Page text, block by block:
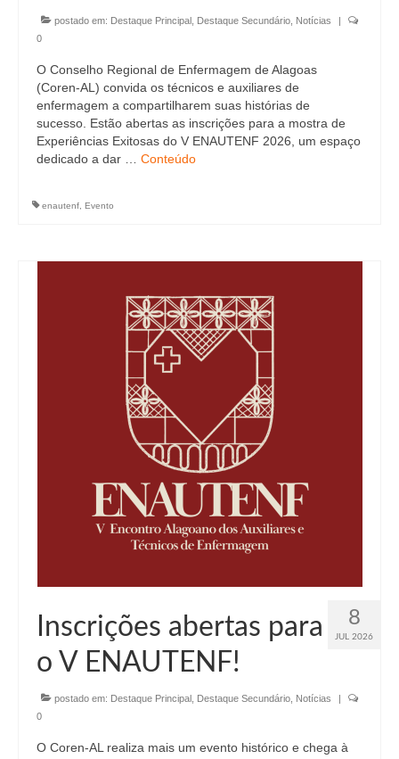
postado em: Destaque Principal Destaque Secundário Notícias
|
0
O Conselho Regional de Enfermagem de Alagoas
(Coren-AL) convida os técnicos e auxiliares de
enfermagem a compartilharem suas histórias de
sucesso. Estão abertas as inscrições para a mostra de
Experiências Exitosas do V ENAUTENF 2026, um espaço
dedicado a dar … Conteúdo
enautenf Evento
8
JUL 2026
Inscrições abertas para
o V ENAUTENF!
postado em: Destaque Principal Destaque Secundário Notícias
|
0
O Coren-AL realiza mais um evento histórico e chega à